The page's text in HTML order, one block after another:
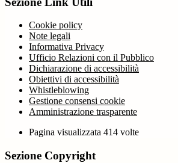
Cookie policy
Note legali
Informativa Privacy
Ufficio Relazioni con il Pubblico
Dichiarazione di accessibilità
Obiettivi di accessibilità
Whistleblowing
Gestione consensi cookie
Amministrazione trasparente
Pagina visualizzata 414 volte
Sezione Copyright